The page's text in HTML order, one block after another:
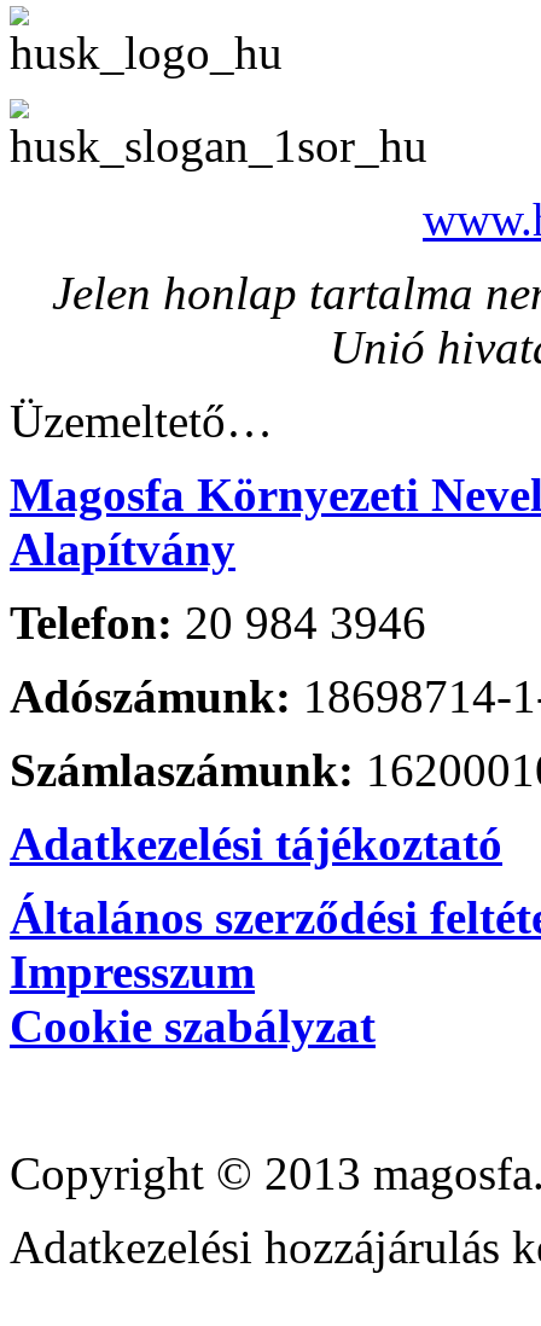
Jelen honlap tartalma
Unió
Üzemeltető…
Magosfa Környezeti
Alapítvány
Telefon: 20 984 3946
Adószámunk: 18698714-
Számlaszámunk:
Adatkezelési tájékoztató
Általános szerződési
Impresszum
Cookie szabályzat
Copyright © 2013
Adatkezelési hozzájárulás